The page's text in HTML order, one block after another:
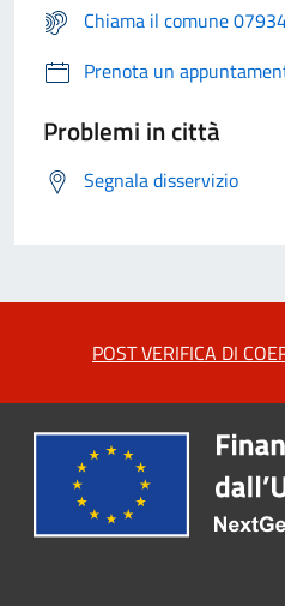
Chiama il comune
Prenota un
Problemi in città
Segnala disservizio
POST VERIFICA DI